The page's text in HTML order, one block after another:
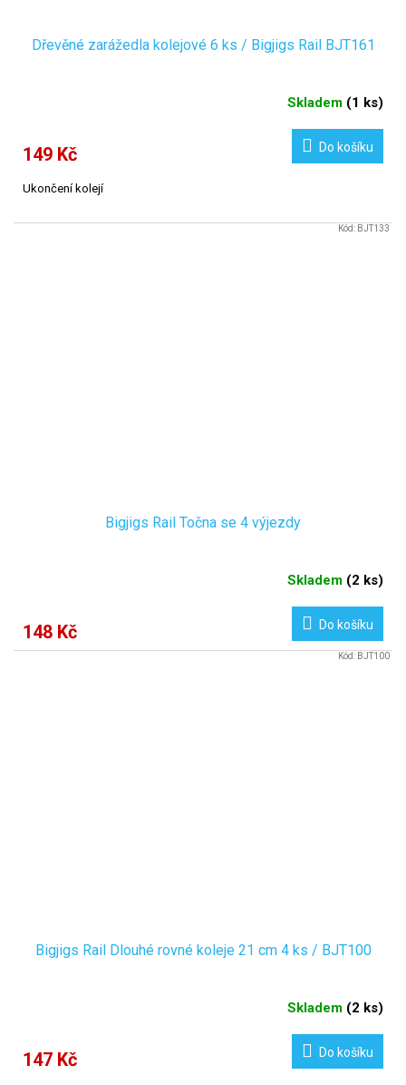
Dřevěné zarážedla kolejové 6 ks / Bigjigs Rail BJT161
Skladem (1 ks)
149 Kč Do košíku
Ukončení kolejí
Bigjigs Rail Točna se 4 výjezdy
Skladem (2 ks)
148 Kč Do košíku
Kód: BJT133
Bigjigs Rail Dlouhé rovné koleje 21 cm 4 ks / BJT100
Skladem (2 ks)
147 Kč Do košíku
Kód: BJT100